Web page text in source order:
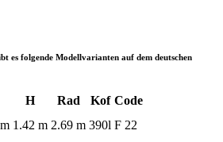
es folgende Modellvarianten auf dem deutschen
H Rad Kof Code
1.42 m 2.69 m 390l F 22